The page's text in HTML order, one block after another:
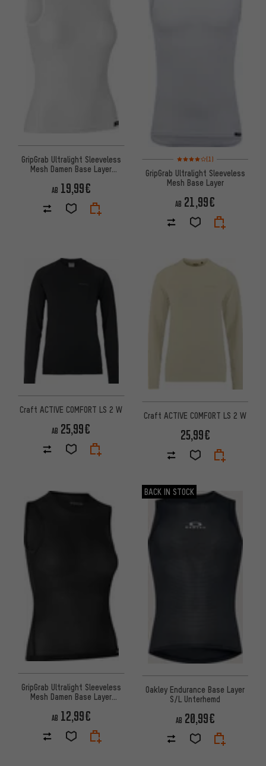
GripGrab Ultralight Sleeveless
Mesh Damen Base Layer
AB 19,99€
Bewertungen: 4 von 5
(1)
GripGrab Ultralight Sleeveless
Mesh Base Layer
AB 21,99€
Craft ACTIVE COMFORT LS 2 W
AB 25,99€
Craft ACTIVE COMFORT LS 2 W
25,99€
GripGrab Ultralight Sleeveless
Mesh Damen Base Layer
AB 12,99€
BACK IN STOCK
Oakley Endurance Base Layer
S/L Unterhemd
AB 20,99€